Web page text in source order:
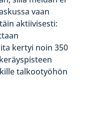
vaan
aktiivisesti:
kertyi noin 350
talkootyöhön